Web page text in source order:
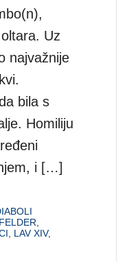
Uz
najvažnije
bila s
Homiliju
i […]
LAV XIV,